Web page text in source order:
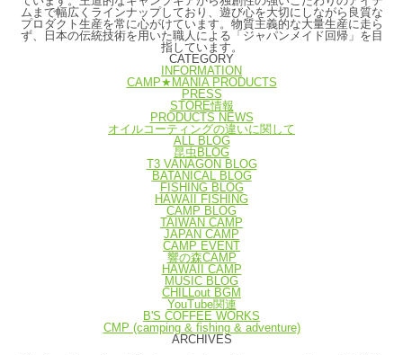
ムまで幅広くラインナップしており、遊び心を大切にしながら良質な
プロダクト生産を常に心がけています。物質主義的な大量生産に走ら
ず、日本の伝統技術を用いた職人による「ジャパンメイド回帰」を目
指しています。
CATEGORY
INFORMATION
CAMP★MANIA PRODUCTS
PRESS
STORE情報
PRODUCTS NEWS
オイルコーティングの違いに関して
ALL BLOG
昆虫BLOG
T3 VANAGON BLOG
BATANICAL BLOG
FISHING BLOG
HAWAII FISHING
CAMP BLOG
TAIWAN CAMP
JAPAN CAMP
CAMP EVENT
響の森CAMP
HAWAII CAMP
MUSIC BLOG
CHILLout BGM
YouTube関連
B'S COFFEE WORKS
CMP (camping & fishing & adventure)
ARCHIVES